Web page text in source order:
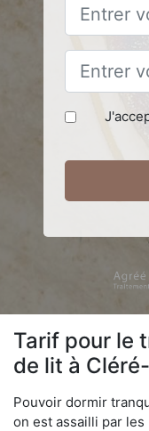
Tarif pour le
de lit à
Pouvoir dormir
on est assailli par